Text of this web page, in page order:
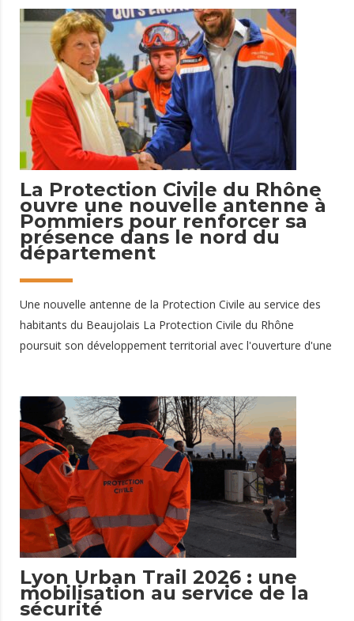
du parcours : • un VPS (Véhicule de Premiers Secours à
Personnes) positionné en fin de cortège• un binôme de
secouristes au cœur du défilé• un poste de secours à
l’arrivée, composé de 4 intervenants secouristes et d’1
logisticien Cette organisation a permis d’assurer
21 avril 2026
La Protection Civile du Rhône
ouvre une nouvelle antenne à
Pommiers pour renforcer sa
présence dans le nord du
département
Une nouvelle antenne de la Protection Civile au service des
habitants du Beaujolais La Protection Civile du Rhône
poursuit son développement territorial avec l'ouverture d'une
partenariat avec l'association Courte Échelle, marque une
étape importante dans le renforcement de la présence de la
Protection Civile dans le nord du département. Présentée lors
de l'assemblée générale extraordinaire du 24 mars, cette
nouvelle antenne permettra d'être plus proche des habitants
et de répondre plus efficacement aux besoins du territoire.
Un partenariat au service du
Lyon Urban Trail 2026 : une
mobilisation au service de la
sécurité